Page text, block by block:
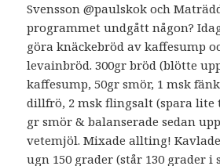
Svensson @paulskok och
programmet undgått någon?
göra knäckebröd av kaffesump
levainbröd. 300gr bröd (blötte
kaffesump, 50gr smör, 1 msk
dillfrö, 2 msk flingsalt (spara lite
gr smör & balanserade sedan
vetemjöl. Mixade allting!
ugn 150 grader (står 130 grader i